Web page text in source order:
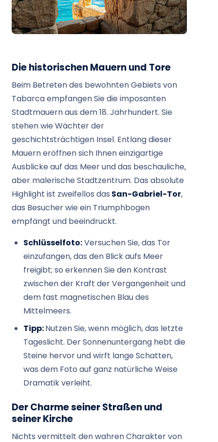
Die historischen Mauern und Tore
Beim Betreten des bewohnten Gebiets von
Tabarca empfangen Sie die imposanten
Stadtmauern aus dem 18. Jahrhundert. Sie
stehen wie Wächter der
geschichtsträchtigen Insel. Entlang dieser
Mauern eröffnen sich Ihnen einzigartige
Ausblicke auf das Meer und das beschauliche,
aber malerische Stadtzentrum. Das absolute
Highlight ist zweifellos das San-Gabriel-Tor,
das Besucher wie ein Triumphbogen
empfängt und beeindruckt.
Schlüsselfoto:Versuchen Sie, das Tor
einzufangen, das den Blick aufs Meer
freigibt; so erkennen Sie den Kontrast
zwischen der Kraft der Vergangenheit und
dem fast magnetischen Blau des
Mittelmeers.
Tipp:Nutzen Sie, wenn möglich, das letzte
Tageslicht. Der Sonnenuntergang hebt die
Steine ​​hervor und wirft lange Schatten,
was dem Foto auf ganz natürliche Weise
Dramatik verleiht.
Der Charme seiner Straßen und
seiner Kirche
Nichts vermittelt den wahren Charakter von